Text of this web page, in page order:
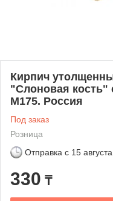
Кирпич
"Слоновая кость"
М175. Россия
Под заказ
Розница
Отправка с 15
330 ₸